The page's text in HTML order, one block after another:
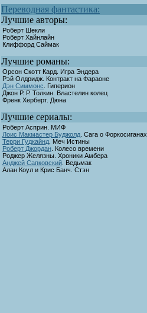
Переводная фантастика:
Лучшие авторы:
Роберт Шекли
Роберт Хайнлайн
Клиффорд Саймак
Лучшие романы:
Орсон Скотт Кард. Игра Эндера
Рэй Олдридж. Контракт на Фараоне
Дэн Симмонс . Гиперион
Джон Р. Р. Толкин. Властелин колец
Френк Херберт. Дюна
Лучшие сериалы:
Роберт Асприн. МИФ
Лоис Макмастер Буджолд . Сага о Форкосиганах
Терри Гудкайнд . Меч Истины
Роберт Джордан . Колесо времени
Роджер Желязны. Хроники Амбера
Анджей Сапковский . Ведьмак
Алан Коул и Крис Банч. Стэн